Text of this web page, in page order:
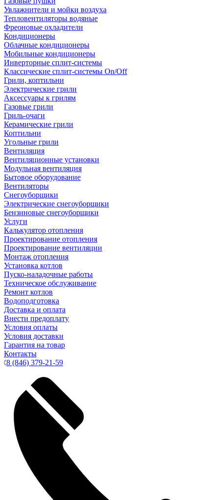
Увлажнители и мойки воздуха
Тепловентиляторы водяные
Фреоновые охладители
Кондиционеры
Облачные кондиционеры
Мобильные кондиционеры
Инверторные сплит-системы
Классические сплит-системы On/Off
Грили, коптильни
Электрические грили
Аксессуары к грилям
Газовые грили
Гриль-очаги
Керамические грили
Коптильни
Угольные грили
Вентиляция
Вентиляционные установки
Модульная вентиляция
Бытовое оборудование
Вентиляторы
Снегоуборщики
Электрические снегоуборщики
Бензиновые снегоуборщики
Услуги
Калькулятор отопления
Проектирование отопления
Проектирование вентиляции
Монтаж отопления
Установка котлов
Пуско-наладочные работы
Техническое обслуживание
Ремонт котлов
Водоподготовка
Доставка и оплата
Внести предоплату
Условия оплаты
Условия доставки
Гарантия на товар
Контакты
8 (846) 379-21-59